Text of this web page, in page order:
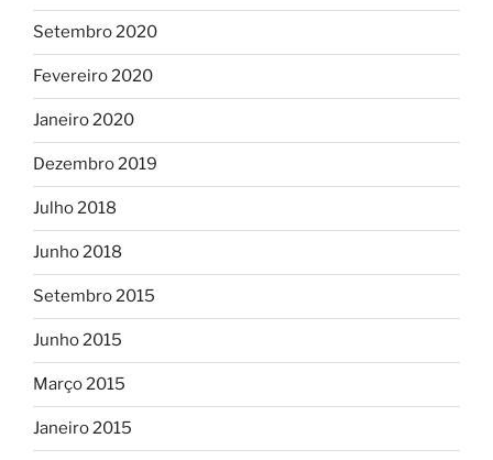
Setembro 2020
Fevereiro 2020
Janeiro 2020
Dezembro 2019
Julho 2018
Junho 2018
Setembro 2015
Junho 2015
Março 2015
Janeiro 2015